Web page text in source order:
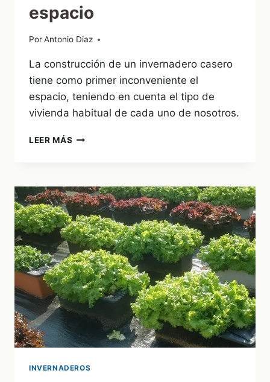
espacio
PorAntonio Diaz
02/08/2012
La construcción de un invernadero casero
tiene como primer inconveniente el
espacio, teniendo en cuenta el tipo de
vivienda habitual de cada uno de nosotros.
LEER MÁS UN
VECES
ES
CUESTIÓN
DE
CREATIVIDAD
Y
NO
DE
ESPACIO
INVERNADEROS